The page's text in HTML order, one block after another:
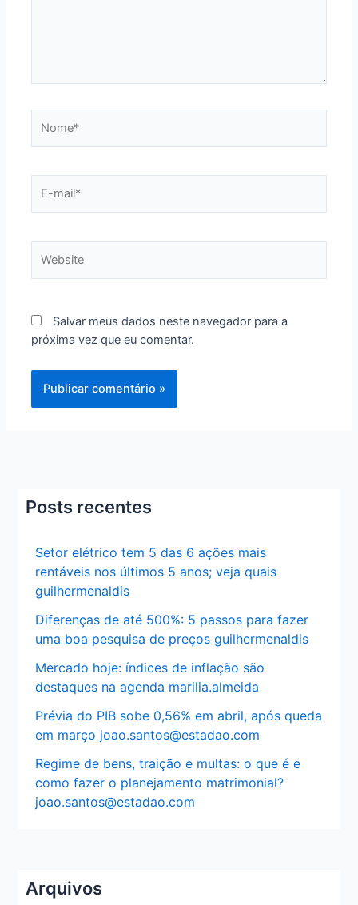
mail*
Salvar meus dados neste navegador para a
próxima vez que eu comentar.
Posts recentes
Setor elétrico tem 5 das 6 ações mais
rentáveis nos últimos 5 anos; veja quais
guilhermenaldis
Diferenças de até 500%: 5 passos para fazer
uma boa pesquisa de preços guilhermenaldis
Mercado hoje: índices de inflação são
destaques na agenda marilia.almeida
Prévia do PIB sobe 0,56% em abril, após queda
em março joao.santos@estadao.com
Regime de bens, traição e multas: o que é e
como fazer o planejamento matrimonial?
joao.santos@estadao.com
Arquivos